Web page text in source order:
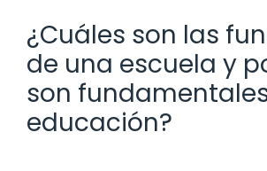
¿Cuáles son las
de una escuela y
son
educación?